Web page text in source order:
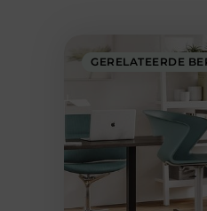
GERELATEERDE